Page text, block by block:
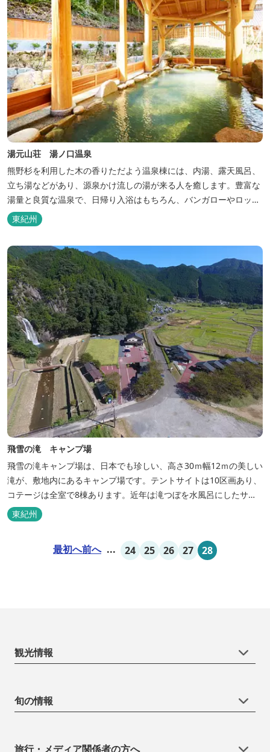
湯元山荘 湯ノ口温泉
熊野杉を利用した木の香りただよう温泉棟には、内湯、露天風呂、
立ち湯などがあり、源泉かけ流しの湯が来る人を癒します。豊富な
湯量と良質な温泉で、日帰り入浴はもちろん、バンガローやロッジ
などの宿泊施設も備えているので、宿泊しながらゆったりと温泉を
楽しむ人も多いです。
東紀州
飛雪の滝 キャンプ場
飛雪の滝キャンプ場は、日本でも珍しい、高さ30ｍ幅12ｍの美しい
滝が、敷地内にあるキャンプ場です。テントサイトは10区画あり、
コテージは全室で8棟あります。近年は滝つぼを水風呂にしたサウ
ナが人気です。
東紀州
最初へ前へ ... 24 25 26 27 28
観光情報
旬の情報
旅行・メディア関係者の方へ